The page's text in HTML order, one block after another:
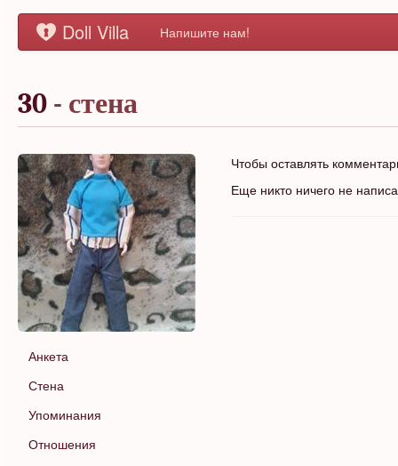
Doll Villa Напишите нам!
30 - стена
Анкета
Стена
Упоминания
Отношения
Чтобы оставлять
Еще никто ничего не